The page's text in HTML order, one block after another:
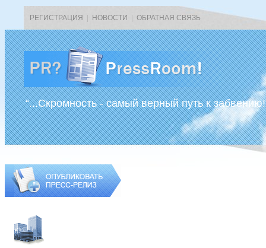
РЕГИСТРАЦИЯ НОВОСТИ ОБРАТНАЯ СВЯЗЬ
“...Скромность - самый верный путь к